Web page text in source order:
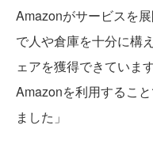
Amazonがサービスを
で人や倉庫を十分に構
ェアを獲得できていま
Amazonを利用するこ
ました」